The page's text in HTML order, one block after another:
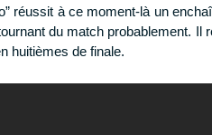
réussit à ce moment-là un
du match probablement. Il
huitièmes de finale.